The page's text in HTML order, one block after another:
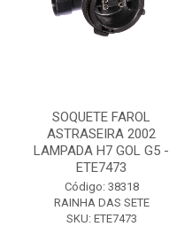
SOQUETE FAROL
ASTRASEIRA 2002
LAMPADA H7 GOL G5 -
ETE7473
Código: 38318
RAINHA DAS SETE
SKU: ETE7473